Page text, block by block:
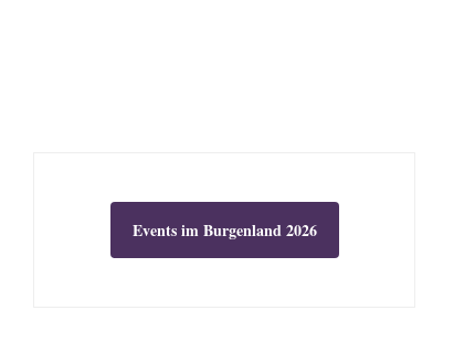
Events im Burgenland 2026